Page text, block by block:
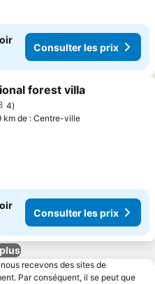
Consulter les prix
à mes favoris
forest villa
4
km de : Centre-ville
Consulter les prix
recevons des sites de
Par conséquent, il se peut que